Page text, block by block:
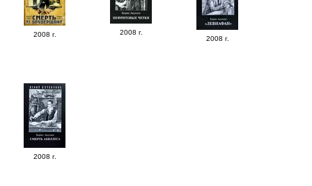
2008 г.
2008 г.
2008 г.
2008 г.